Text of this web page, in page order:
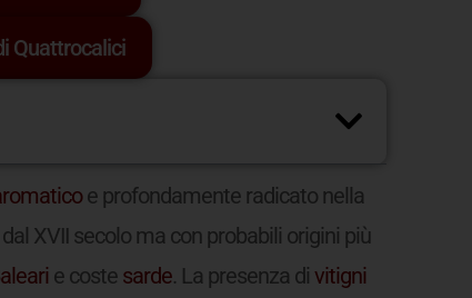
Quattrocalici
e profondamente radicato nella
XVII secolo ma con probabili origini più
e coste sarde. La presenza di vitigni